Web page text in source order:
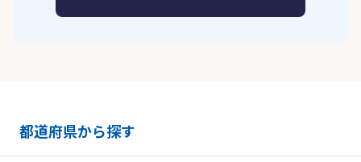
都道府県から探す